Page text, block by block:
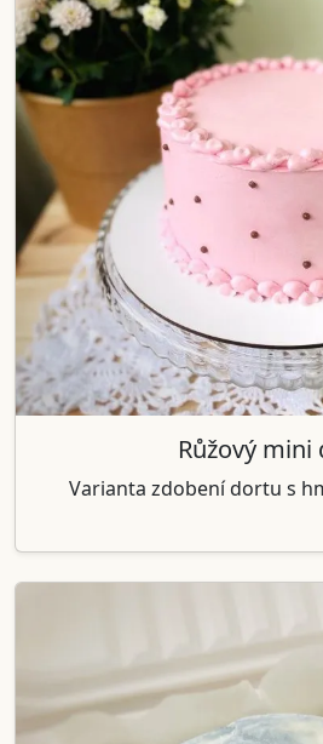
Růžový mini
Varianta zdobení dortu s